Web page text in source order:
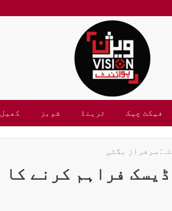
فیکٹ چیک ٹرینڈ شوبز کھیل
سرفراز بگٹی
فراہم کرنے کا